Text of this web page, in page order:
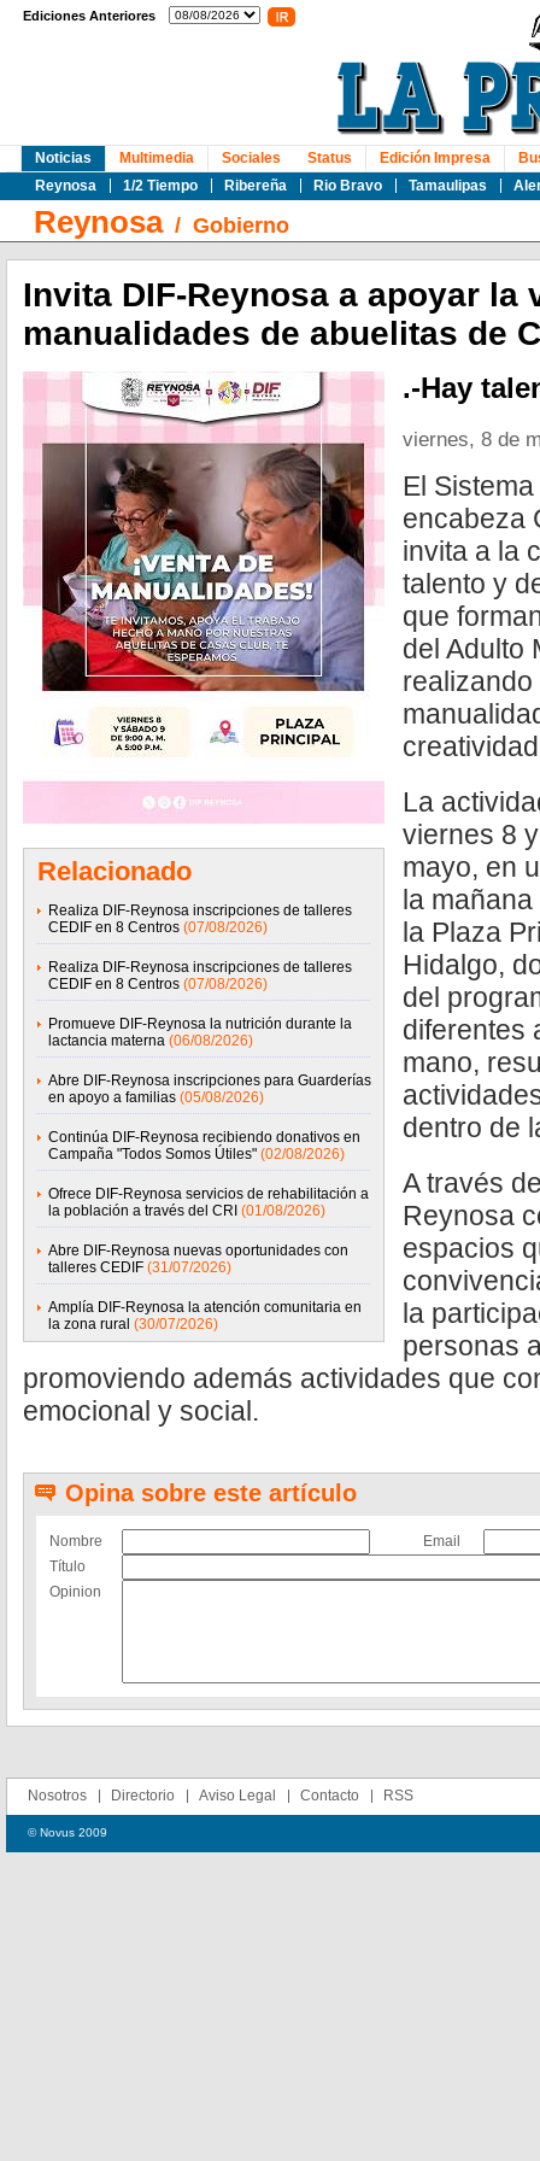
Ediciones Anteriores
Noticias
Reynosa
1/2 Tiempo Ribereña Rio Bravo Tamaulipas
Multimedia Sociales Status Edición Impresa
Reynosa/ Gobierno
Invita DIF-Reynosa a apoyar la
manualidades de abuelitas de
Relacionado
Realiza DIF-Reynosa inscripciones de talleres
CEDIF en 8 Centros (07/08/2026)
Realiza DIF-Reynosa inscripciones de talleres
CEDIF en 8 Centros (07/08/2026)
Promueve DIF-Reynosa la nutrición durante la
lactancia materna (06/08/2026)
Abre DIF-Reynosa inscripciones para Guarderías
en apoyo a familias (05/08/2026)
Continúa DIF-Reynosa recibiendo donativos en
Campaña "Todos Somos Útiles" (02/08/2026)
Ofrece DIF-Reynosa servicios de rehabilitación a
la población a través del CRI (01/08/2026)
Abre DIF-Reynosa nuevas oportunidades con
talleres CEDIF (31/07/2026)
Amplía DIF-Reynosa la atención comunitaria en
la zona rural (30/07/2026)
.-Hay
viernes, 8 de
El
encabeza
invita a la
talento y
que
del Adulto
La
viernes 8
mayo, en
la
la Plaza
Hidalgo,
del
diferentes
mano,
dentro de
A través
Reynosa
espacios
la
personas
promoviendo además actividades que
emocional y social.
Opina sobre este artículo
Nombre
Email
Título
Opinion
Nosotros Directorio Aviso Legal Contacto RSS
© Novus 2009